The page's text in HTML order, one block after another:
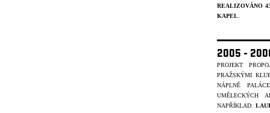
REALIZOVÁNO
KAPEL
2005 -
PROJEKT
PRAŽSKÝMI
NÁPLNĚ
UMĚLECKÝCH
NAPŘÍKLAD: